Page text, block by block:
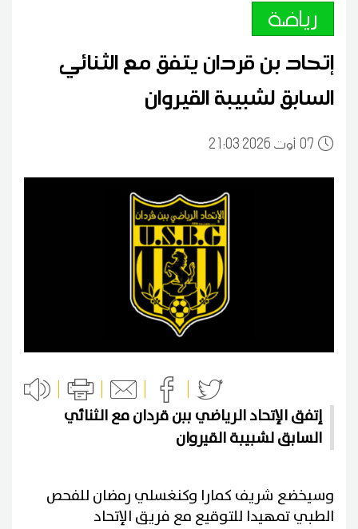
رياضة
إتحاد بن قردان يتفق مع الثنائي
السابق لشبيبة القيروان
0721:03 2026 أوت
إتفق الإتحاد الرياضي ببن قردان مع الثنائي
السابق لشبيبة القيروان
وسيخضع شريف كمارا وكنغسلي رمضان للفحص
الطبي تمهيدا للتوقيع مع فريق الإتحاد